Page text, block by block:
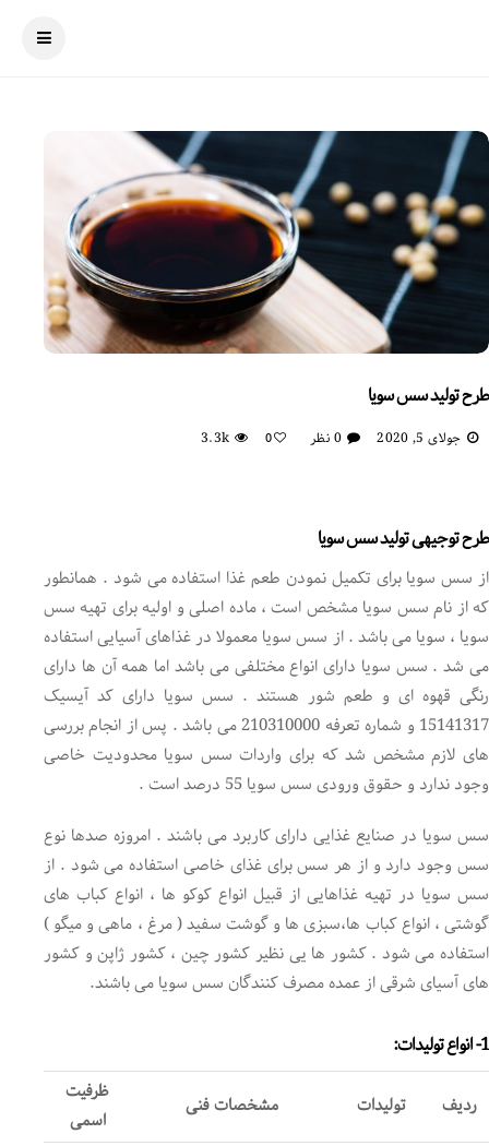
طرح تولید سس سویا
جولای 5, 2020 0 نظر 0
3.3k
طرح توجیهی تولید سس سویا
از سس سویا برای تکمیل نمودن طعم غذا استفاده می شود . همانطور
که از نام سس سویا مشخص است ، ماده اصلی و اولیه برای تهیه سس
سویا ، سویا می باشد . از سس سویا معمولا در غذاهای آسیایی استفاده
می شد . سس سویا دارای انواع مختلفی می باشد اما همه آن ها دارای
رنگی قهوه ای و طعم شور هستند . سس سویا دارای کد آیسیک
15141317 و شماره تعرفه 210310000 می باشد . پس از انجام بررسی
های لازم مشخص شد که برای واردات سس سویا محدودیت خاصی
وجود ندارد و حقوق ورودی سس سویا 55 درصد است .
سس سویا در صنایع غذایی دارای کاربرد می باشند . امروزه صدها نوع
سس وجود دارد و از هر سس برای غذای خاصی استفاده می شود . از
سس سویا در تهیه غذاهایی از قبیل انواع کوکو ها ، انواع کباب های
گوشتی ، انواع کباب ها،سبزی ها و گوشت سفید ( مرغ ، ماهی و میگو )
استفاده می شود . کشور ها یی نظیر کشور چین ، کشور ژاپن و کشور
های آسیای شرقی از عمده مصرف کنندگان سس سویا می باشند.
1- انواع تولیدات:
ردیف تولیدات مشخصات فنی
ظرفیت
اسمی